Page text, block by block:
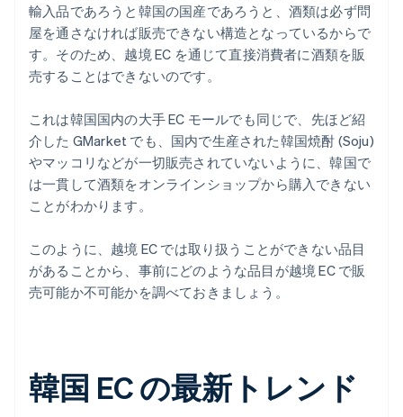
輸入品であろうと韓国の国産であろうと、酒類は必ず問
屋を通さなければ販売できない構造となっているからで
す。そのため、越境 EC を通じて直接消費者に酒類を販
売することはできないのです。
これは韓国国内の大手 EC モールでも同じで、先ほど紹
介した GMarket でも、国内で生産された韓国焼酎 (Soju)
やマッコリなどが一切販売されていないように、韓国で
は一貫して酒類をオンラインショップから購入できない
ことがわかります。
このように、越境 EC では取り扱うことができない品目
があることから、事前にどのような品目が越境 EC で販
売可能か不可能かを調べておきましょう。
韓国 EC の最新トレンド